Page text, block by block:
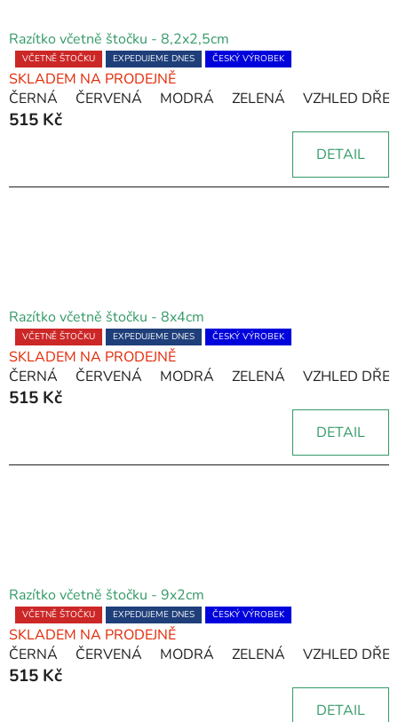
Razítko včetně štočku - 8,2x2,5cm
Průměrné
hodnocení
produktu
je
VČETNĚ ŠTOČKU EXPEDUJEME DNES ČESKÝ VÝROBEK
SKLADEM NA PRODEJNĚ
ČERNÁ
ČERVENÁ MODRÁ ZELENÁ VZHLED
515 Kč
DETAIL
Razítko včetně štočku - 8x4cm
Průměrné
hodnocení
produktu
je
VČETNĚ ŠTOČKU EXPEDUJEME DNES ČESKÝ VÝROBEK
SKLADEM NA PRODEJNĚ
ČERNÁ
ČERVENÁ MODRÁ ZELENÁ VZHLED
515 Kč
DETAIL
Razítko včetně štočku - 9x2cm
Průměrné
hodnocení
produktu
je
VČETNĚ ŠTOČKU EXPEDUJEME DNES ČESKÝ VÝROBEK
SKLADEM NA PRODEJNĚ
ČERNÁ
ČERVENÁ MODRÁ ZELENÁ VZHLED
515 Kč
DETAIL